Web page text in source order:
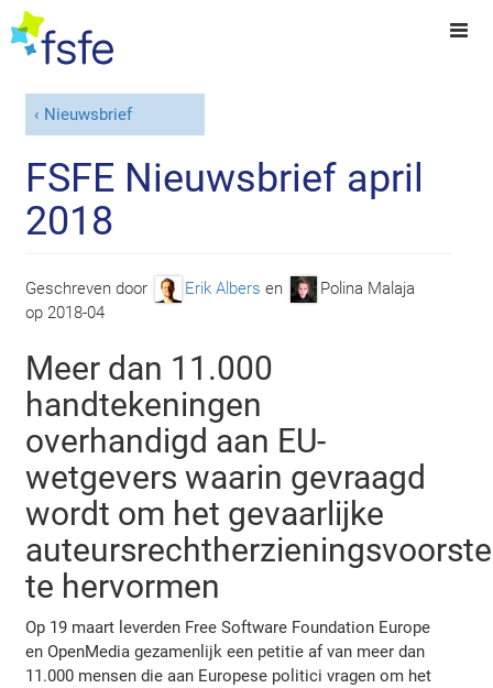
Nieuwsbrief
FSFE Nieuwsbrief april
2018
Geschreven door Erik Albers en
Polina Malaja
op 2018-04
Meer dan 11.000
handtekeningen
overhandigd aan EU-
wetgevers waarin gevraagd
wordt om het gevaarlijke
te hervormen
Op 19 maart leverden Free Software Foundation Europe
en OpenMedia gezamenlijk een petitie af van meer dan
11.000 mensen die aan Europese politici vragen om het